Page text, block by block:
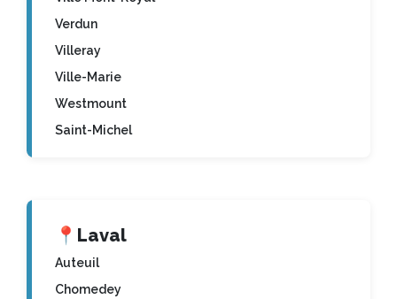
Verdun
Villeray
Ville-Marie
Westmount
Saint-Michel
📍 Laval
Auteuil
Chomedey